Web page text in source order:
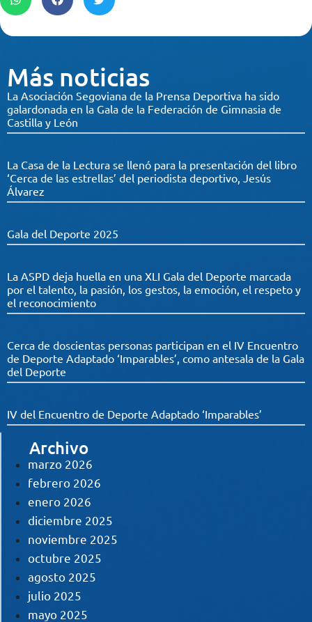
Más noticias
La Asociación Segoviana de la Prensa Deportiva ha sido
galardonada en la Gala de la Federación de Gimnasia de
Castilla y León
La Casa de la Lectura se llenó para la presentación del libro
‘Cerca de las estrellas’ del periodista deportivo, Jesús
Álvarez
Gala del Deporte 2025
La ASPD deja huella en una XLI Gala del Deporte marcada
por el talento, la pasión, los gestos, la emoción, el respeto y
el reconocimiento
Cerca de doscientas personas participan en el IV Encuentro
de Deporte Adaptado ‘Imparables’, como antesala de la Gala
del Deporte
IV del Encuentro de Deporte Adaptado ‘Imparables’
Archivo
marzo 2026
febrero 2026
enero 2026
diciembre 2025
noviembre 2025
octubre 2025
agosto 2025
julio 2025
mayo 2025